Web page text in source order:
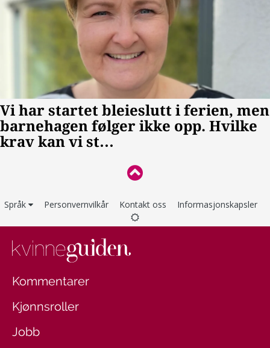
Språk Personvernvilkår Kontakt oss Informasjonskapsler
Kommentarer
Kjønnsroller
Jobb